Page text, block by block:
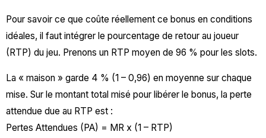
Pour savoir ce que coûte réellement ce bonus en conditions
idéales, il faut intégrer le pourcentage de retour au joueur
(RTP) du jeu. Prenons un RTP moyen de 96 % pour les slots.
La « maison » garde 4 % (1 – 0,96) en moyenne sur chaque
mise. Sur le montant total misé pour libérer le bonus, la perte
attendue due au RTP est :
Pertes Attendues (PA) = MR x (1 – RTP)